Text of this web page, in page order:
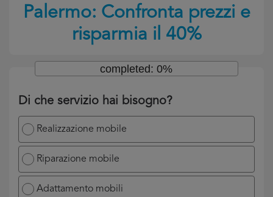
Palermo: Confronta prezzi e
risparmia il 40%
Di che servizio hai bisogno?
Realizzazione mobile
Riparazione mobile
Adattamento mobili
completed: 0%